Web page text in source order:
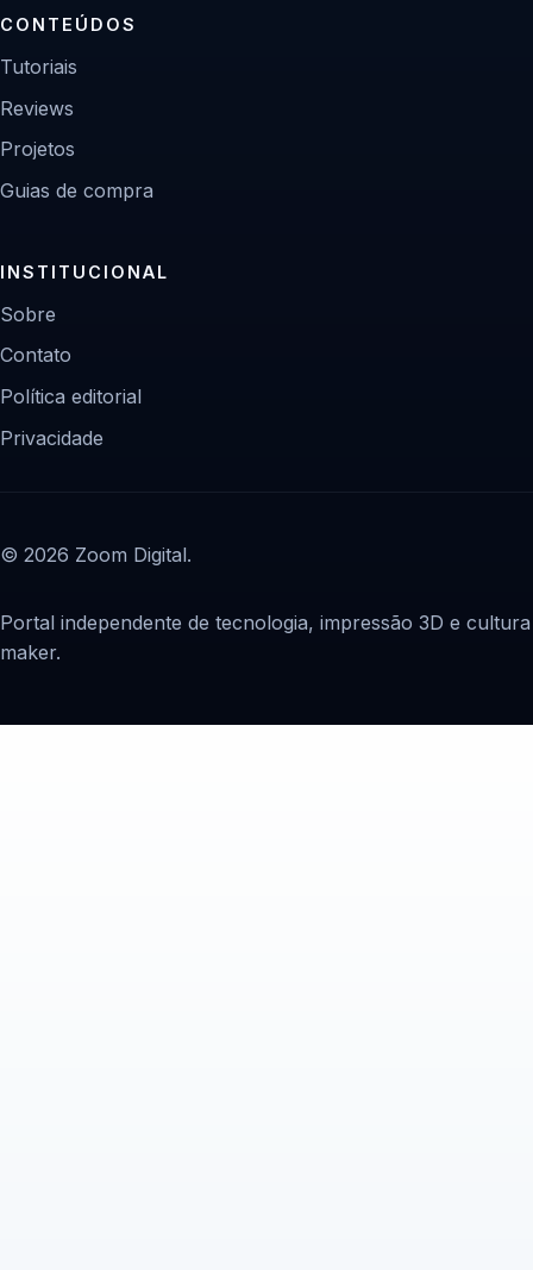
CONTEÚDOS
Tutoriais
Reviews
Projetos
Guias de compra
INSTITUCIONAL
Sobre
Contato
Política editorial
Privacidade
© 2026 Zoom Digital.
Portal independente de tecnologia, impressão 3D e cultura
maker.